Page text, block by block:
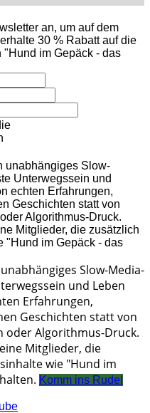
an, um auf dem
30 % Rabatt auf die
im Gepäck - das
Slow-Media-
und Leben
Erfahrungen,
Geschichten statt von
oder Algorithmus-Druck.
Mitglieder, die
wie "Hund im
Komm ins Rudel